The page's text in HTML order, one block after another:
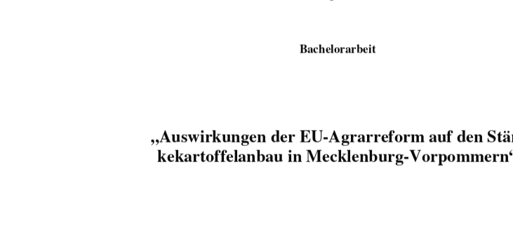
Bachelorarbeit
„Auswirkungen der EU-Agrarreform auf den
kekartoffelanbau in Mecklenburg-